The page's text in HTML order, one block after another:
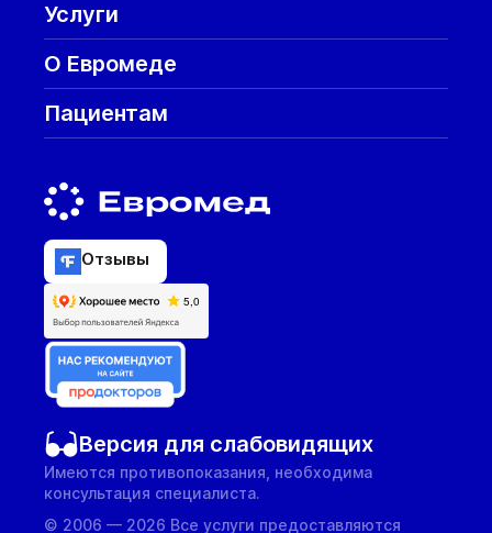
Услуги
О Евромеде
Пациентам
Отзывы
Версия для слабовидящих
Имеются противопоказания, необходима
консультация специалиста.
© 2006 — 2026 Все услуги предоставляются